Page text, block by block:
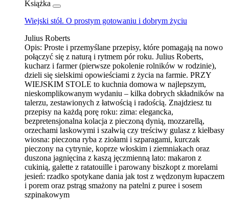
Książka
Wiejski stół. O prostym gotowaniu i dobrym życiu
Julius Roberts
Opis: Proste i przemyślane przepisy, które pomagają na nowo
połączyć się z naturą i rytmem pór roku. Julius Roberts,
kucharz i farmer (pierwsze pokolenie rolników w rodzinie),
dzieli się sielskimi opowieściami z życia na farmie. PRZY
WIEJSKIM STOLE to kuchnia domowa w najlepszym,
nieskomplikowanym wydaniu – kilka dobrych składników na
talerzu, zestawionych z łatwością i radością. Znajdziesz tu
przepisy na każdą porę roku: zima: elegancka,
bezpretensjonalna kolacja z pieczoną dynią, mozzarellą,
orzechami laskowymi i szałwią czy treściwy gulasz z kiełbasy
wiosna: pieczona ryba z ziołami i szparagami, kurczak
pieczony na cytrynie, koprze włoskim i ziemniakach oraz
duszona jagnięcina z kaszą jęczmienną lato: makaron z
cukinią, galette z ratatouille i parowany biszkopt z morelami
jesień: rzadko spotykane dania jak tost z wędzonym łupaczem
i porem oraz pstrąg smażony na patelni z puree i sosem
szpinakowym